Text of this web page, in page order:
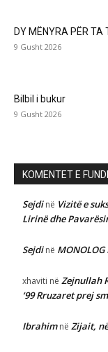
DY MËNYRA PËR TA
9 Gusht 2026
Bilbil i bukur
9 Gusht 2026
KOMENTET E
Sejdinë Vizitë e
Lirinë dhe
Sejdinë MONOLOG
xhaviti në Zejnullah
‘99 Rruzaret prej
Ibrahimnë Zijait,